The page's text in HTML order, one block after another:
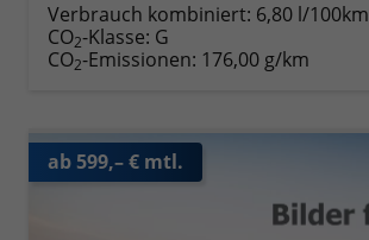
Verbrauch kombiniert: 6,80 l/100km
CO2-Klasse: G
CO2-Emissionen: 176,00 g/km
ab 599,– € mtl.